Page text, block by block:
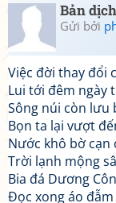
Bản
Gửi bởi
Việc đời thay đổi
Lui tới đêm ngày
Sông núi còn lưu
Bọn ta lại vượt
Nước khô bờ cạn
Trời lạnh mộng
Bia đá Dương
Đọc xong áo